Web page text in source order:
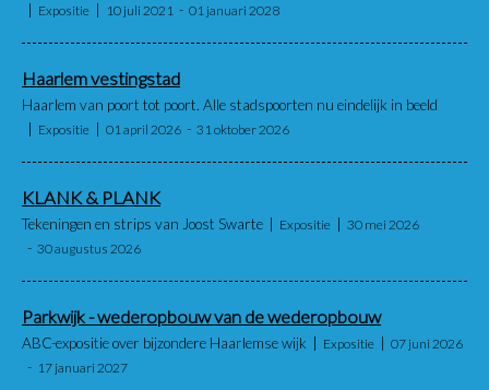
Expositie 10 juli 2021 01 januari 2028
Haarlem vestingstad
Haarlem van poort tot poort. Alle stadspoorten nu eindelijk in beeld
Expositie 01 april 2026 31 oktober 2026
KLANK & PLANK
Tekeningen en strips van Joost Swarte Expositie
30 mei 2026
30 augustus 2026
Parkwijk - wederopbouw van de wederopbouw
ABC-expositie over bijzondere Haarlemse wijk Expositie
07 juni 2026
17 januari 2027